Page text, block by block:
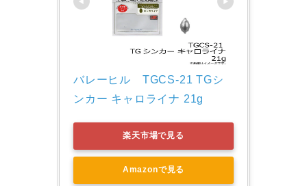
バレーヒル　TGCS-21 TGシ
ンカー キャロライナ 21g
楽天市場で見る
Amazonで見る